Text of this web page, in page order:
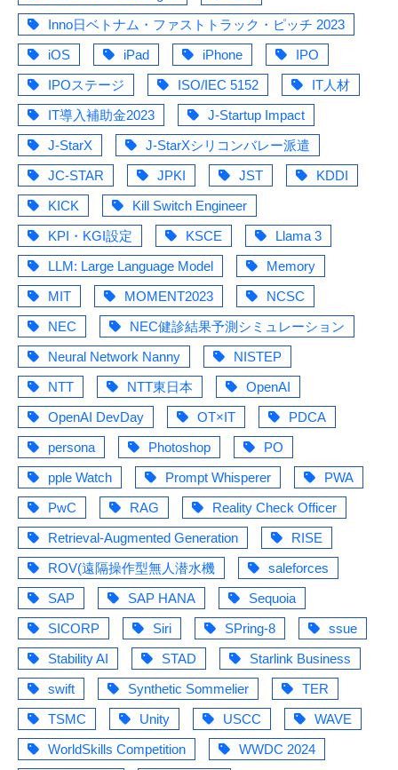
Inno日ベトナム・ファストトラック・ピッチ 2023
iOS
iPad iPhone
IPO
IPOステージ
ISO/IEC 5152
IT人材
IT導入補助金2023
J-Startup Impact
J-StarX
J-StarXシリコンバレー派遣
JC-STAR
JPKI JST
KDDI
KICK
Kill Switch Engineer
KPI・KGI設定
KSCE
Llama 3
LLM: Large Language Model
Memory
MIT
MOMENT2023
NCSC
NEC
NEC健診結果予測シミュレーション
Neural Network Nanny
NISTEP
NTT
NTT東日本
OpenAI
OpenAI DevDay
OT×IT
PDCA
persona
Photoshop
PO
pple Watch
Prompt Whisperer
PWA
PwC
RAG
Reality Check Officer
Retrieval-Augmented Generation
RISE
ROV(遠隔操作型無人潜水機
saleforces
SAP
SAP HANA
Sequoia
SICORP
Siri SPring-8
ssue
Stability AI
STAD
Starlink Business
swift
Synthetic Sommelier
TER
TSMC
Unity USCC
WAVE
WorldSkills Competition
WWDC 2024